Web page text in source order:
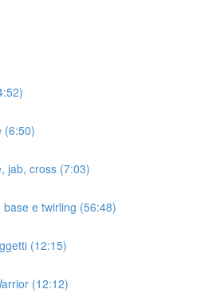
(6:50)
jab, cross (7:03)
base e twirling (56:48)
(12:15)
(12:12)